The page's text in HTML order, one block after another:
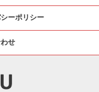
ーポリシー
せ